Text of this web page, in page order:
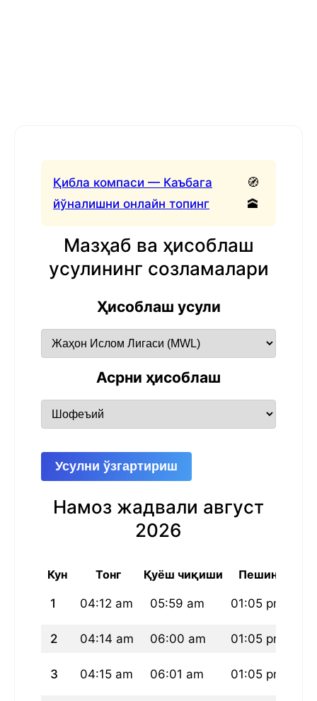
Қибла компаси — Каъбага
йўналишни онлайн топинг
🧭
🕋
Мазҳаб ва ҳисоблаш
усулининг созламалари
Ҳисоблаш усули
Асрни ҳисоблаш
Усулни ўзгартириш
Намоз жадвали август
2026
Кун Тонг Қуёш чиқиши Пешин
1 04:12 am 05:59 am 01:05 pm
2 04:14 am 06:00 am 01:05 pm
3 04:15 am 06:01 am 01:05 pm